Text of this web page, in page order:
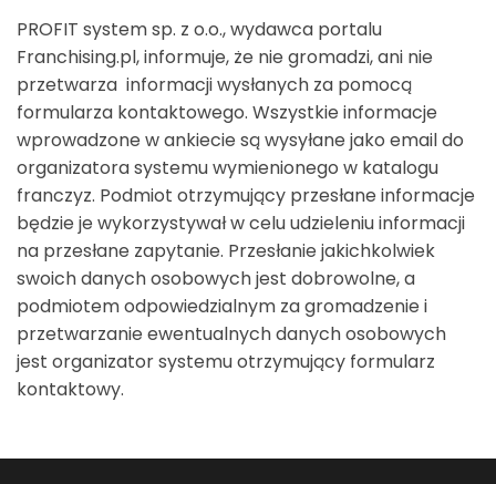
PROFIT system sp. z o.o., wydawca portalu
Franchising.pl, informuje, że nie gromadzi, ani nie
przetwarza informacji wysłanych za pomocą
formularza kontaktowego. Wszystkie informacje
wprowadzone w ankiecie są wysyłane jako email do
organizatora systemu wymienionego w katalogu
franczyz. Podmiot otrzymujący przesłane informacje
będzie je wykorzystywał w celu udzieleniu informacji
na przesłane zapytanie. Przesłanie jakichkolwiek
swoich danych osobowych jest dobrowolne, a
podmiotem odpowiedzialnym za gromadzenie i
przetwarzanie ewentualnych danych osobowych
jest organizator systemu otrzymujący formularz
kontaktowy.